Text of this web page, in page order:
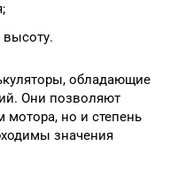
обладающие
Они позволяют
мотора, но и степень
значения